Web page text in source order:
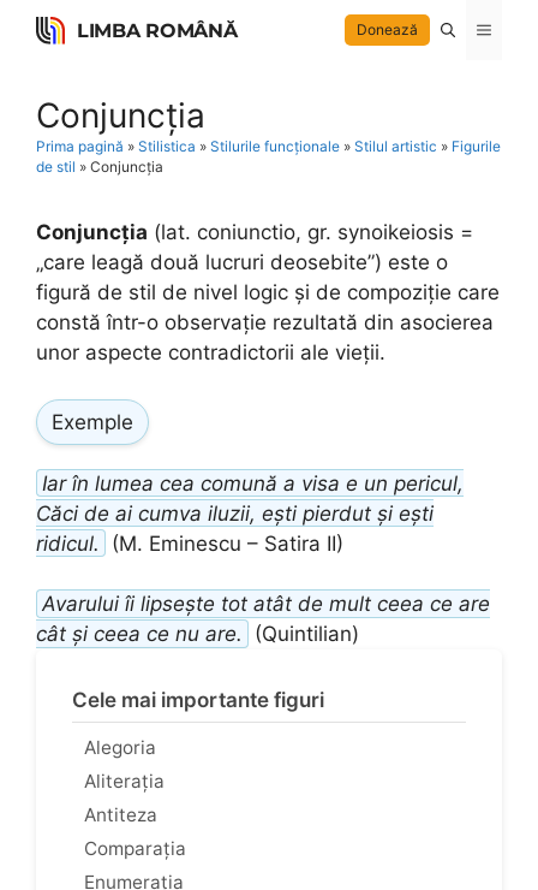
Skip
LIMBA ROMÂNĂ Donează Menu
Conjuncția
Prima pagină » Stilistica » Stilurile funcționale » Stilul artistic » Figurile
de stil » Conjuncția
Conjuncția (lat. coniunctio, gr. synoikeiosis =
„care leagă două lucruri deosebite”) este o
figură de stil de nivel logic și de compoziție care
constă într-o observație rezultată din asocierea
unor aspecte contradictorii ale vieții.
Exemple
Iar în lumea cea comună a visa e un pericul,
Căci de ai cumva iluzii, ești pierdut și ești
ridicul.
(M. Eminescu – Satira II)
Avarului îi lipsește tot atât de mult ceea ce are
cât și ceea ce nu are.
(Quintilian)
Cele mai importante figuri
Alegoria
Aliterația
Antiteza
Comparația
Enumerația